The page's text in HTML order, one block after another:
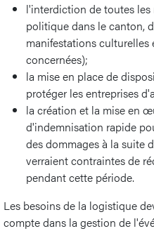
l'interdiction de toutes
politique dans le canton,
manifestations culturelles
concernées);
la mise en place de
protéger les entreprises
la création et la mise en
d'indemnisation rapide
des dommages à la suite
verraient contraintes de
pendant cette période.
Les besoins de la logistique
compte dans la gestion de